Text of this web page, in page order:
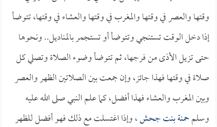
وقتها والعصر في وقتها والمغرب في وقتها والعشاء في وقتها، تتوضأ
إذا دخل الوقت تستنجي وتتوضأ أو تستجمر بالمناديل.. ونحوها
حتى تزيل الأذى من فرجها، ثم تتوضأ وضوء الصلاة وتصلي كل
صلاة في وقتها فهذا جائز، وإن جمعت بين الصلاتين الظهر والعصر
وبين المغرب والعشاء فهذا أفضل، كما علم النبي صلى الله عليه
وسلمحمنة بنت جحش، وإذا اغتسلت مع ذلك فهو أفضل للظهر